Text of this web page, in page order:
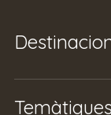
Temàtiques